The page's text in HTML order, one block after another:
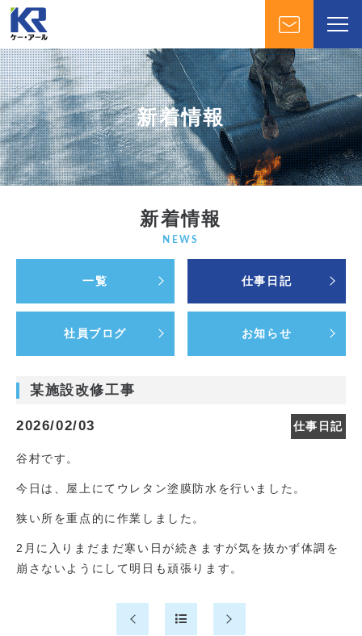
新着情報
新着情報
NEWS
一覧 仕事日記
社員ブログ お知らせ
某施設改修工事
2026/02/03 仕事日記
谷村です。
今日は、屋上にてウレタン塗膜防水を行いました。
狭い所を重点的に作業しました。
2月に入りまだまだ寒い日が続きますが気を抜かず体調を
崩さないようにして明日も頑張ります。